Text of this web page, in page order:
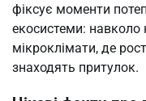
фіксує моменти
екосистеми: навколо
мікроклімати, де
знаходять притулок.